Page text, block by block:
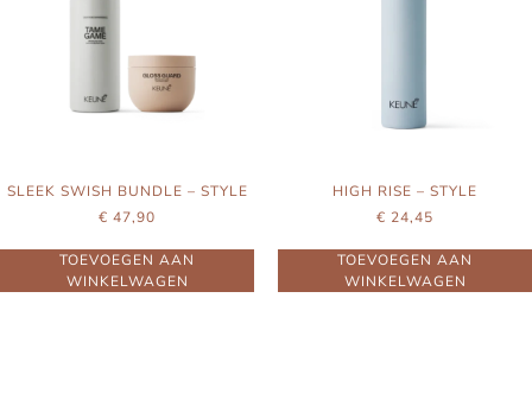
SLEEK SWISH BUNDLE – STYLE
€ 47,90
TOEVOEGEN AAN
WINKELWAGEN
HIGH RISE – STYLE
€ 24,45
TOEVOEGEN AAN
WINKELWAGEN